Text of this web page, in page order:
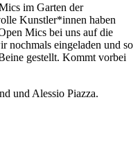
im Garten der
Kunstler*innen haben
Mics bei uns auf die
nochmals eingeladen und so
gestellt. Kommt vorbei
und Alessio Piazza.